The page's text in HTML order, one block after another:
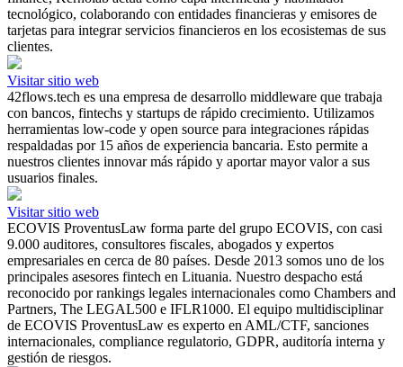
tecnológico, colaborando con entidades financieras y emisores de
tarjetas para integrar servicios financieros en los ecosistemas de sus
clientes.
Visitar sitio web
42flows.tech es una empresa de desarrollo middleware que trabaja
con bancos, fintechs y startups de rápido crecimiento. Utilizamos
herramientas low-code y open source para integraciones rápidas
respaldadas por 15 años de experiencia bancaria. Esto permite a
nuestros clientes innovar más rápido y aportar mayor valor a sus
usuarios finales.
Visitar sitio web
ECOVIS ProventusLaw forma parte del grupo ECOVIS, con casi
9.000 auditores, consultores fiscales, abogados y expertos
empresariales en cerca de 80 países. Desde 2013 somos uno de los
principales asesores fintech en Lituania. Nuestro despacho está
reconocido por rankings legales internacionales como Chambers and
Partners, The LEGAL500 e IFLR1000. El equipo multidisciplinar
de ECOVIS ProventusLaw es experto en AML/CTF, sanciones
internacionales, compliance regulatorio, GDPR, auditoría interna y
gestión de riesgos.